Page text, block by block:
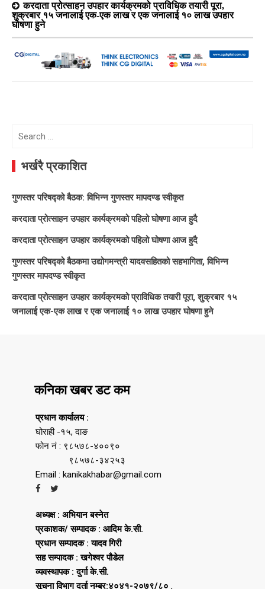
करदाता प्रोत्साहन उपहार कार्यक्रमको प्राविधिक तयारी पूरा,
शुक्रबार १५ जनालाई एक-एक लाख र एक जनालाई १० लाख उपहार
घोषणा हुने
Search
भर्खरै प्रकाशित
गुणस्तर परिषद्को बैठक: विभिन्न गुणस्तर मापदण्ड स्वीकृत
करदाता प्रोत्साहन उपहार कार्यक्रमको पहिलो घोषणा आज हुदै
करदाता प्रोत्साहन उपहार कार्यक्रमको पहिलो घोषणा आज हुदै
गुणस्तर परिषद्को बैठकमा उद्योगमन्त्री यादवसहितको सहभागिता, विभिन्न
गुणस्तर मापदण्ड स्वीकृत
करदाता प्रोत्साहन उपहार कार्यक्रमको प्राविधिक तयारी पूरा, शुक्रबार १५
जनालाई एक-एक लाख र एक जनालाई १० लाख उपहार घोषणा हुने
कनिका खबर डट कम
प्रधान कार्यालय :
घोराही -१५, दाङ
फोन नं : ९८५७८-४००९०
९८५७८-३४२५३
Email : kanikakhabar@gmail.com
अध्यक्ष : अभियान बस्नेत
प्रकाशक/ सम्पादक : आदिम के.सी.
प्रधान सम्पादक : यादव गिरी
सह सम्पादक : खगेश्वर पौडेल
व्यवस्थापक : दुर्गा के.सी.
सूचना विभाग दर्ता नम्बर:४०४१-२०७९/८० ,